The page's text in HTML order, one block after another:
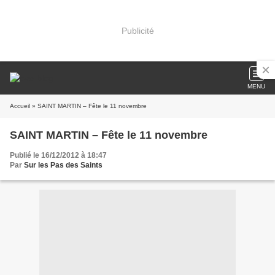
Publicité
MENU
Accueil » SAINT MARTIN – Fête le 11 novembre
SAINT MARTIN – Fête le 11 novembre
Publié le 16/12/2012 à 18:47
Par Sur les Pas des Saints